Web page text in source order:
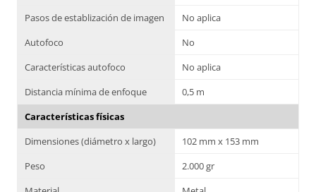
Pasos de establización de imagen
No aplica
Autofoco
No
Características autofoco
No aplica
Distancia mínima de enfoque
0,5 m
Características físicas
Dimensiones (diámetro x largo)
102 mm x 153 mm
Peso
2.000 gr